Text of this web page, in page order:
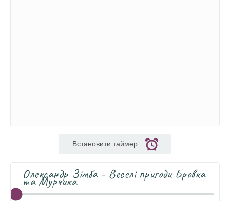
Встановити таймер
Олександр Зімба - Веселі пригоди Бровка
та Мурчика